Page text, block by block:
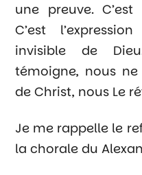
une preuve.
C’est
invisible de
témoigne, nous
de Christ, nous Le
Je me rappelle le
la chorale du